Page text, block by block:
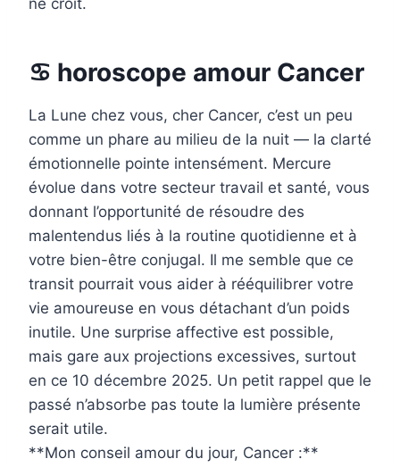
ne croit.
♋ horoscope amour Cancer
La Lune chez vous, cher Cancer, c’est un peu
comme un phare au milieu de la nuit — la clarté
émotionnelle pointe intensément. Mercure
évolue dans votre secteur travail et santé, vous
donnant l’opportunité de résoudre des
malentendus liés à la routine quotidienne et à
votre bien-être conjugal. Il me semble que ce
transit pourrait vous aider à rééquilibrer votre
vie amoureuse en vous détachant d’un poids
inutile. Une surprise affective est possible,
mais gare aux projections excessives, surtout
en ce 10 décembre 2025. Un petit rappel que le
passé n’absorbe pas toute la lumière présente
serait utile.
**Mon conseil amour du jour, Cancer :**